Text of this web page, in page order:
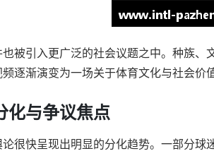
被引入更广泛的社会议题之中。种族、
逐渐演变为一场关于体育文化与社会价
化与争议焦点
很快呈现出明显的分化趋势。一部分球